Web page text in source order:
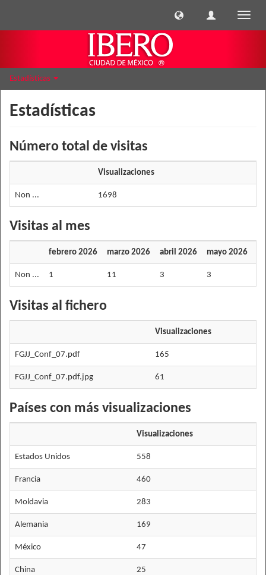
Estadísticas
Estadísticas
Número total de visitas
Visualizaciones
Non ... 1698
Visitas al mes
febrero 2026 marzo 2026 abril 2026 mayo 2026
Non ... 1 11 3 3
Visitas al fichero
Visualizaciones
FGJJ_Conf_07.pdf 165
FGJJ_Conf_07.pdf.jpg 61
Países con más visualizaciones
Visualizaciones
Estados Unidos 558
Francia 460
Moldavia 283
Alemania 169
México 47
China 25